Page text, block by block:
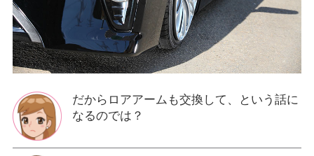
だからロアアームも交換して、という話に
なるのでは？